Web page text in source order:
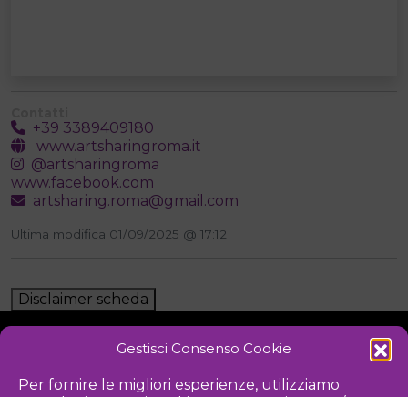
Gestisci Consenso Cookie
Per fornire le migliori esperienze, utilizziamo
+39 3389409180
www.artsharingroma.it
@artsharingroma
www.facebook.com
artsharing.roma@gmail.com
Ultima modifica 01/09/2025 @ 17:12
Disclaimer scheda